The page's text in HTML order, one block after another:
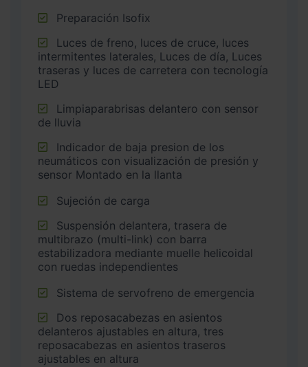
Preparación Isofix
intermitentes laterales, Luces de día, Luces
traseras y luces de carretera con tecnología
LED
de lluvia
neumáticos con visualización de presión y
sensor Montado en la llanta
Sujeción de carga
multibrazo (multi-link) con barra
estabilizadora mediante muelle helicoidal
con ruedas independientes
Sistema de servofreno de emergencia
delanteros ajustables en altura, tres
reposacabezas en asientos traseros
ajustables en altura